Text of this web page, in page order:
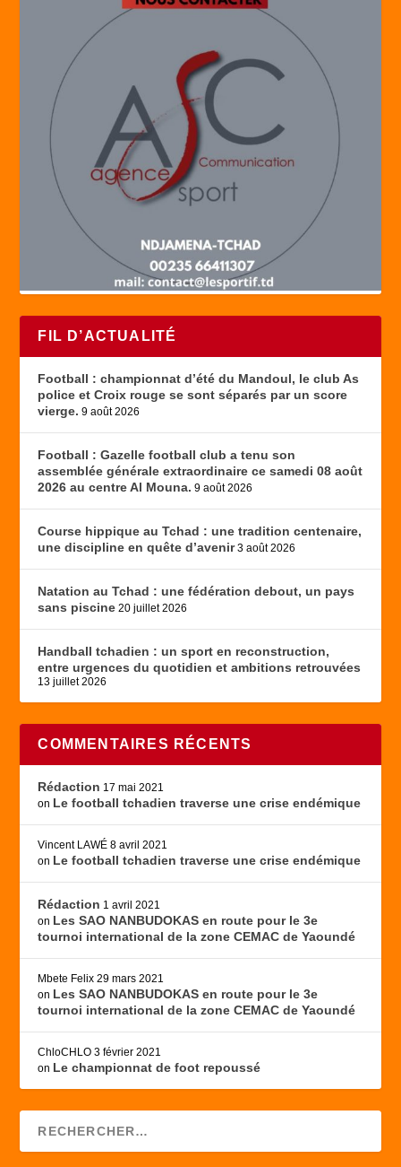
FIL D’ACTUALITÉ
Football : championnat d’été du Mandoul, le club As
police et Croix rouge se sont séparés par un score
vierge. 9 août 2026
Football : Gazelle football club a tenu son
assemblée générale extraordinaire ce samedi 08 août
2026 au centre Al Mouna. 9 août 2026
Course hippique au Tchad : une tradition centenaire,
une discipline en quête d’avenir 3 août 2026
Natation au Tchad : une fédération debout, un pays
sans piscine 20 juillet 2026
Handball tchadien : un sport en reconstruction,
entre urgences du quotidien et ambitions retrouvées
13 juillet 2026
COMMENTAIRES RÉCENTS
Rédaction 17 mai 2021
on Le football tchadien traverse une crise endémique
Vincent LAWÉ 8 avril 2021
on Le football tchadien traverse une crise endémique
Rédaction 1 avril 2021
on Les SAO NANBUDOKAS en route pour le 3e
tournoi international de la zone CEMAC de Yaoundé
Mbete Felix 29 mars 2021
on Les SAO NANBUDOKAS en route pour le 3e
tournoi international de la zone CEMAC de Yaoundé
ChloCHLO 3 février 2021
on Le championnat de foot repoussé